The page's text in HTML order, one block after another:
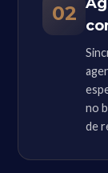
02
no
de